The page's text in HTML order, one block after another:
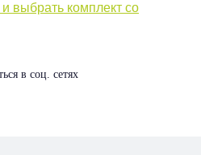
выбрать комплект со
в соц. сетях